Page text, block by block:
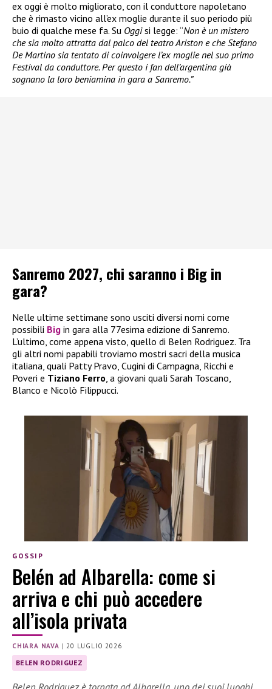
ex oggi è molto migliorato, con il conduttore napoletano
che è rimasto vicino all’ex moglie durante il suo periodo più
buio di qualche mese fa. Su Oggisi legge: “Non è un mistero
che sia molto attratta dal palco del teatro Ariston e che Stefano
De Martino sia tentato di coinvolgere l’ex moglie nel suo primo
Festival da conduttore. Per questo i fan dell’argentina già
sognano la loro beniamina in gara a Sanremo.”
Sanremo 2027, chi saranno i Big in
gara?
Nelle ultime settimane sono usciti diversi nomi come
possibili Big in gara alla 77esima edizione di Sanremo.
L’ultimo, come appena visto, quello di Belen Rodriguez. Tra
gli altri nomi papabili troviamo mostri sacri della musica
italiana, quali Patty Pravo, Cugini di Campagna, Ricchi e
Poveri e Tiziano Ferro , a giovani quali Sarah Toscano,
Blanco e Nicolò Filippucci.
GOSSIP
Belén ad Albarella: come si
arriva e chi può accedere
all’isola privata
CHIARA NAVA |20 LUGLIO 2026
BELEN RODRIGUEZ